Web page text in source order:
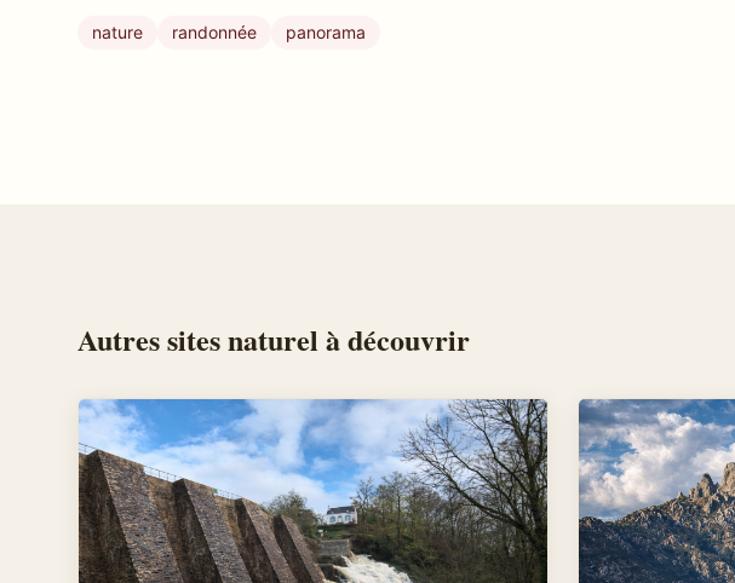
nature randonnée panorama
Autressites naturel à découvrir